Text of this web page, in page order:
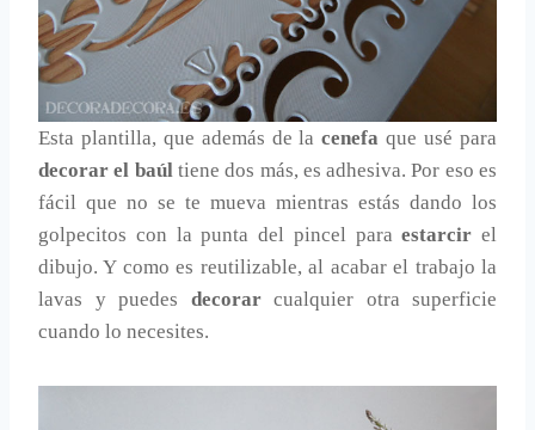
Esta plantilla, que además de lacenefaque usé para
decorar el baúltiene dos más, es adhesiva. Por eso es
fácil que no se te mueva mientras estás dando los
golpecitos con la punta del pincel paraestarcir el
dibujo. Y como es reutilizable, al acabar el trabajo la
lavas y puedes decorar cualquier otra superficie
cuando lo necesites.